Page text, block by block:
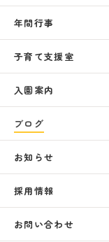
年間行事
子育て支援室
入園案内
ブログ
お知らせ
採用情報
お問い合わせ